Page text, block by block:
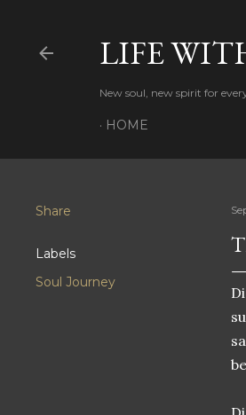
LIFE
New soul, new spirit for
HOME
Share
Labels
Soul Journey